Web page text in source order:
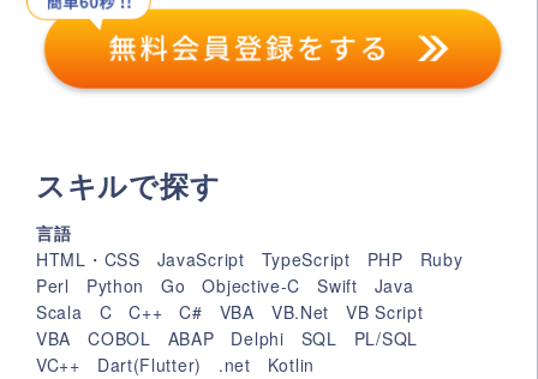
スキルで探す
言語
HTML・CSS
JavaScript TypeScript PHP
Ruby
Perl
Python Go Objective-C Swift
Java
Scala
C C++ C# VBA VB.Net
VB Script
VBA
COBOL ABAP Delphi SQL
PL/SQL
VC++
Dart(Flutter) .net
Kotlin